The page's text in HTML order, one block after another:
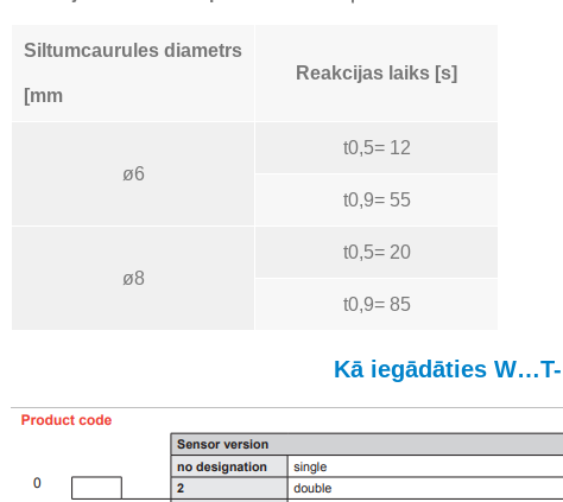
Siltumcaurules diametrs
[mm
Reakcijas laiks [s]
ø6
t0,5= 12
t0,9= 55
ø8
t0,5= 20
t0,9= 85
Kā iegādāties